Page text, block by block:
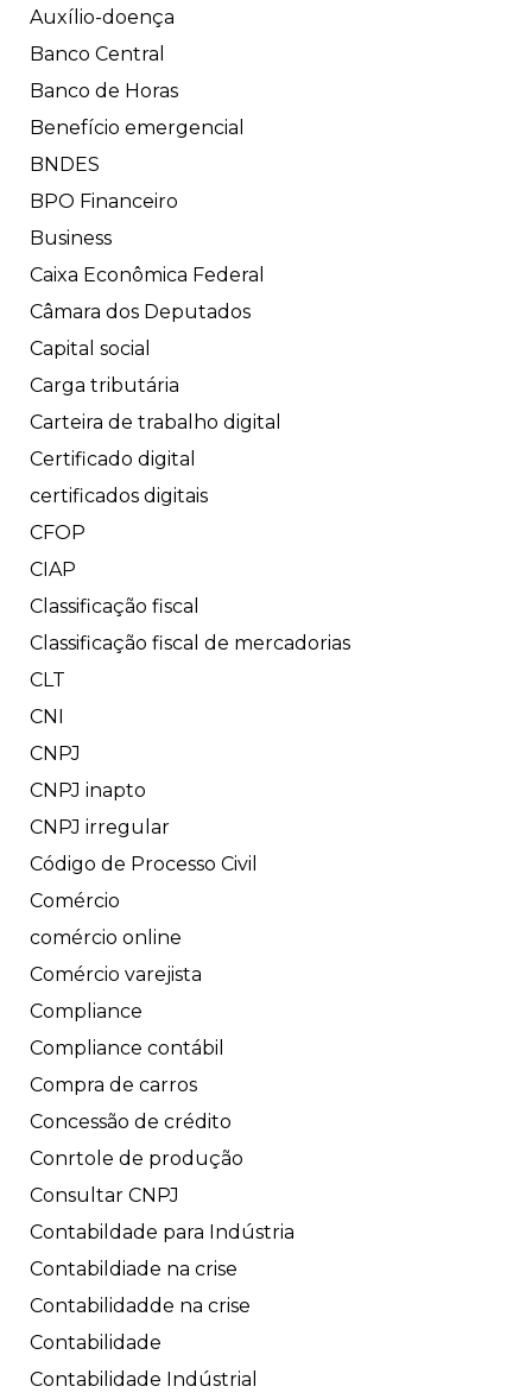
Auxílio-doença
Banco Central
Banco de Horas
Benefício emergencial
BNDES
BPO Financeiro
Business
Caixa Econômica Federal
Câmara dos Deputados
Capital social
Carga tributária
Carteira de trabalho digital
Certificado digital
certificados digitais
CFOP
CIAP
Classificação fiscal
Classificação fiscal de mercadorias
CLT
CNI
CNPJ
CNPJ inapto
CNPJ irregular
Código de Processo Civil
Comércio
comércio online
Comércio varejista
Compliance
Compliance contábil
Compra de carros
Concessão de crédito
Conrtole de produção
Consultar CNPJ
Contabildade para Indústria
Contabildiade na crise
Contabilidadde na crise
Contabilidade
Contabilidade Indústrial